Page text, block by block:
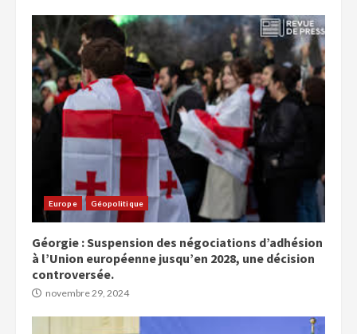
Europe Géopolitique
Géorgie : Suspension des négociations d’adhésion
à l’Union européenne jusqu’en 2028, une décision
controversée.
novembre 29, 2024